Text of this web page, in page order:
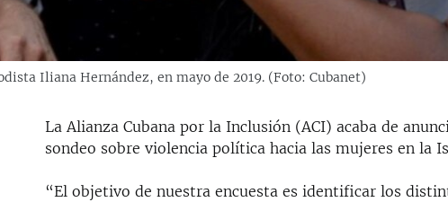
Iliana Hernández, en mayo de 2019. (Foto: Cubanet)
La Alianza Cubana por la Inclusión (ACI) acaba de
sondeo sobre violencia política hacia las mujeres en la
“El objetivo de nuestra encuesta es identificar los